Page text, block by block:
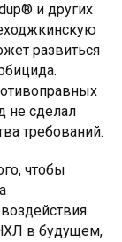
и других
развиться
не сделал
требований.
чтобы
НХЛ в будущем,